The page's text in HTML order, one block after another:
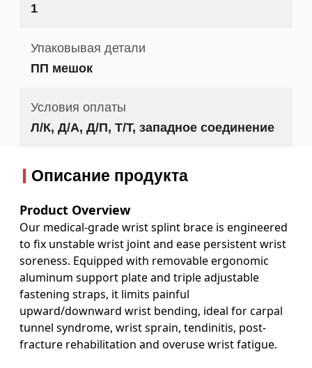
1
Упаковывая детали
ПП мешок
Условия оплаты
Л/К, Д/А, Д/П, Т/Т, западное соединение
Описание продукта
Product Overview
Our medical-grade wrist splint brace is engineered
to fix unstable wrist joint and ease persistent wrist
soreness. Equipped with removable ergonomic
aluminum support plate and triple adjustable
fastening straps, it limits painful
upward/downward wrist bending, ideal for carpal
tunnel syndrome, wrist sprain, tendinitis, post-
fracture rehabilitation and overuse wrist fatigue.